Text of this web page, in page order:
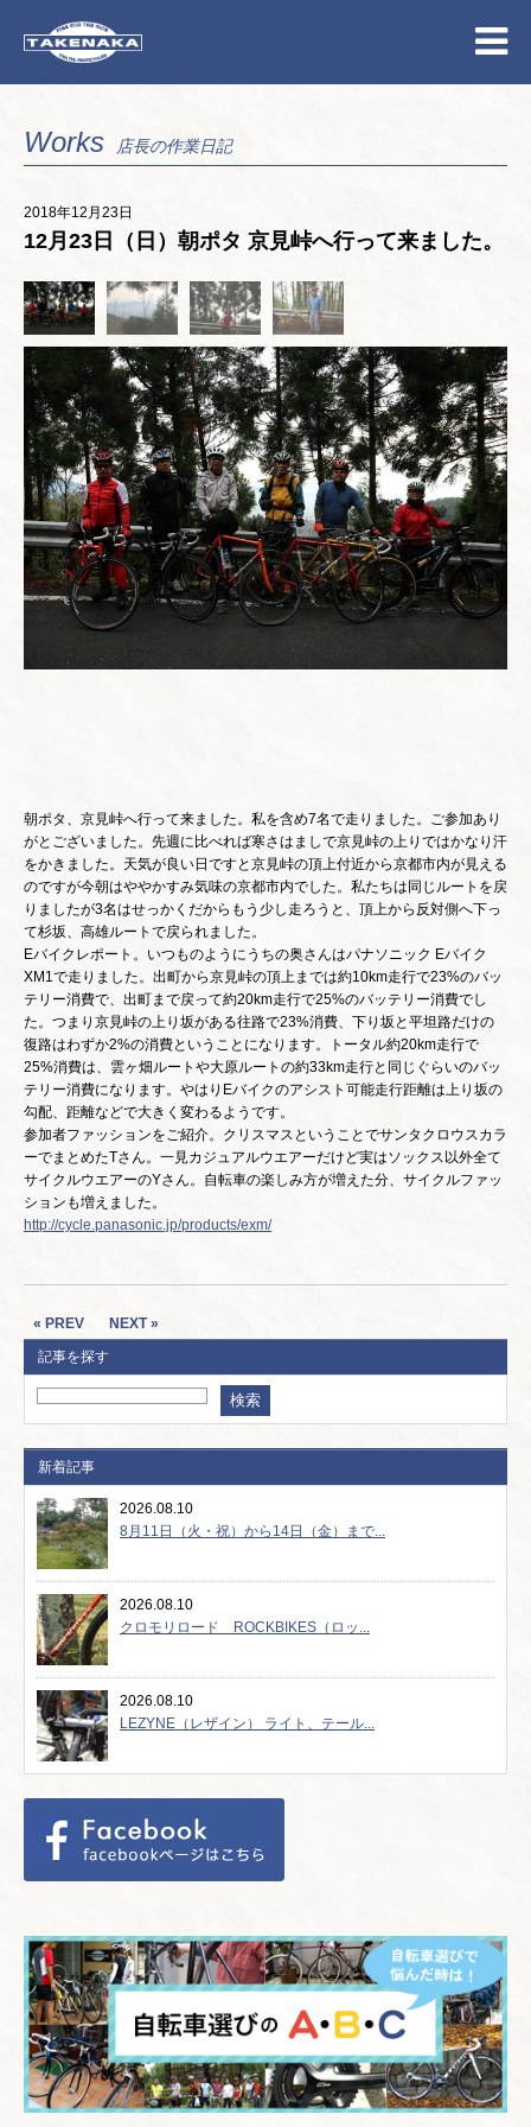
Works 店長の作業日記
2018年12月23日
12月23日（日）朝ポタ 京見峠へ行って来ました。
朝ポタ、京見峠へ行って来ました。私を含め7名で走りました。ご参加あり
がとございました。先週に比べれば寒さはましで京見峠の上りではかなり汗
をかきました。天気が良い日ですと京見峠の頂上付近から京都市内が見える
のですが今朝はややかすみ気味の京都市内でした。私たちは同じルートを戻
りましたが3名はせっかくだからもう少し走ろうと、頂上から反対側へ下っ
て杉坂、高雄ルートで戻られました。
Eバイクレポート。いつものようにうちの奥さんはパナソニック Eバイク
XM1で走りました。出町から京見峠の頂上までは約10km走行で23%のバッ
テリー消費で、出町まで戻って約20km走行で25%のバッテリー消費でし
た。つまり京見峠の上り坂がある往路で23%消費、下り坂と平坦路だけの
復路はわずか2%の消費ということになります。トータル約20km走行で
25%消費は、雲ヶ畑ルートや大原ルートの約33km走行と同じぐらいのバッ
テリー消費になります。やはりEバイクのアシスト可能走行距離は上り坂の
勾配、距離などで大きく変わるようです。
参加者ファッションをご紹介。クリスマスということでサンタクロウスカラ
ーでまとめたTさん。一見カジュアルウエアーだけど実はソックス以外全て
サイクルウエアーのYさん。自転車の楽しみ方が増えた分、サイクルファッ
ションも増えました。
http://cycle.panasonic.jp/products/exm/
« PREV
NEXT »
記事を探す
新着記事
2026.08.10
8月11日（火・祝）から14日（金）まで...
2026.08.10
クロモリロード ROCKBIKES（ロッ...
2026.08.10
LEZYNE（レザイン） ライト、テール...